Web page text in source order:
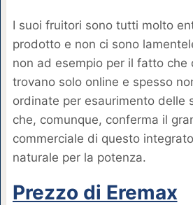
I suoi fruitori sono tutti molto
prodotto e non ci sono
non ad esempio per il fatto che
trovano solo online e spesso
ordinate per esaurimento delle
che, comunque, conferma il
commerciale di questo
naturale per la potenza.
Prezzo di Eremax